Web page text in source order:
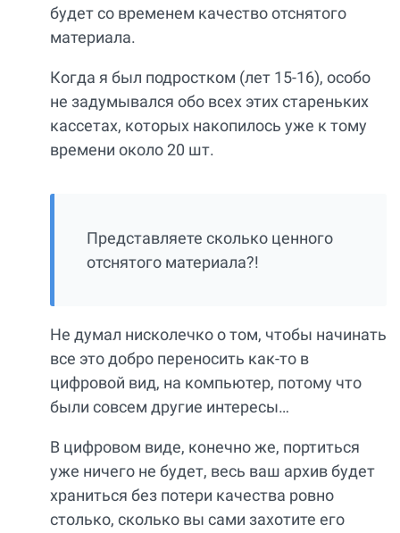
будет со временем качество отснятого
материала.
Когда я был подростком (лет 15-16), особо
не задумывался обо всех этих стареньких
кассетах, которых накопилось уже к тому
времени около 20 шт.
Представляете сколько ценного
отснятого материала?!
Не думал нисколечко о том, чтобы начинать
все это добро переносить как-то в
цифровой вид, на компьютер, потому что
были совсем другие интересы…
В цифровом виде, конечно же, портиться
уже ничего не будет, весь ваш архив будет
храниться без потери качества ровно
столько, сколько вы сами захотите его